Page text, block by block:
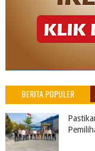
BERITA POPULER